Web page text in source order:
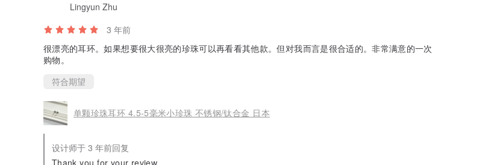
Lingyun Zhu
3 年前
很漂亮的耳环。如果想要很大很亮的珍珠可以再看看其他款。但对我而言是很合适的。非常满意的一次
购物。
符合期望
单颗珍珠耳环 4.5-5毫米小珍珠 不锈钢/钛合金 日本
设计师于 3 年前回复
Thank you for your review.